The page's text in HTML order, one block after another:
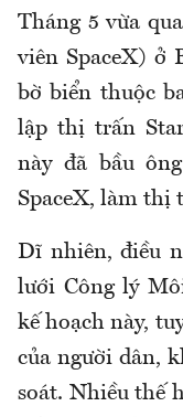
Tháng 5 vừa
viên SpaceX) ở
bờ biển thuộc
lập thị trấn
này đã bầu
SpaceX, làm thị
Dĩ nhiên, điều
lưới Công lý
kế hoạch này,
của người dân,
soát. Nhiều thế